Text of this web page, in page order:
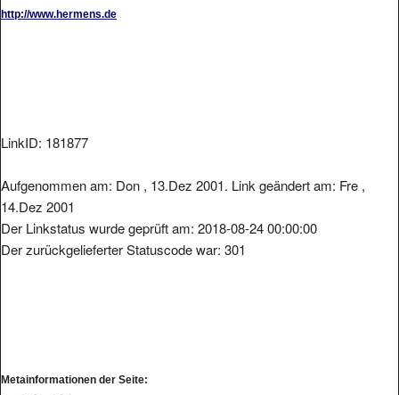
http://www.hermens.de
LinkID: 181877
Aufgenommen am: Don , 13.Dez 2001. Link geändert am: Fre ,
14.Dez 2001
Der Linkstatus wurde geprüft am: 2018-08-24 00:00:00
Der zurückgelieferter Statuscode war: 301
Metainformationen der Seite: